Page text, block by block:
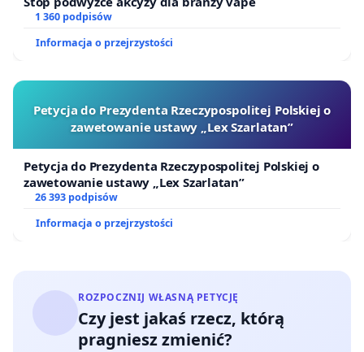
1 360 podpisów
Informacja o przejrzystości
Petycja do Prezydenta Rzeczypospolitej Polskiej o
zawetowanie ustawy „Lex Szarlatan”
Petycja do Prezydenta Rzeczypospolitej Polskiej o
zawetowanie ustawy „Lex Szarlatan”
26 393 podpisów
Informacja o przejrzystości
ROZPOCZNIJ WŁASNĄ PETYCJĘ
Czy jest jakaś rzecz, którą
pragniesz zmienić?